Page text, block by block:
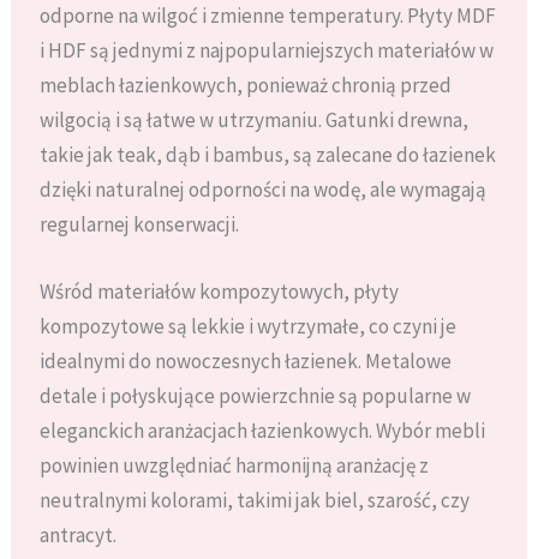
odporne na wilgoć i zmienne temperatury. Płyty MDF
i HDF są jednymi z najpopularniejszych materiałów w
meblach łazienkowych, ponieważ chronią przed
wilgocią i są łatwe w utrzymaniu. Gatunki drewna,
takie jak teak, dąb i bambus, są zalecane do łazienek
dzięki naturalnej odporności na wodę, ale wymagają
regularnej konserwacji.
Wśród materiałów kompozytowych, płyty
kompozytowe są lekkie i wytrzymałe, co czyni je
idealnymi do nowoczesnych łazienek. Metalowe
detale i połyskujące powierzchnie są popularne w
eleganckich aranżacjach łazienkowych. Wybór mebli
powinien uwzględniać harmonijną aranżację z
neutralnymi kolorami, takimi jak biel, szarość, czy
antracyt.